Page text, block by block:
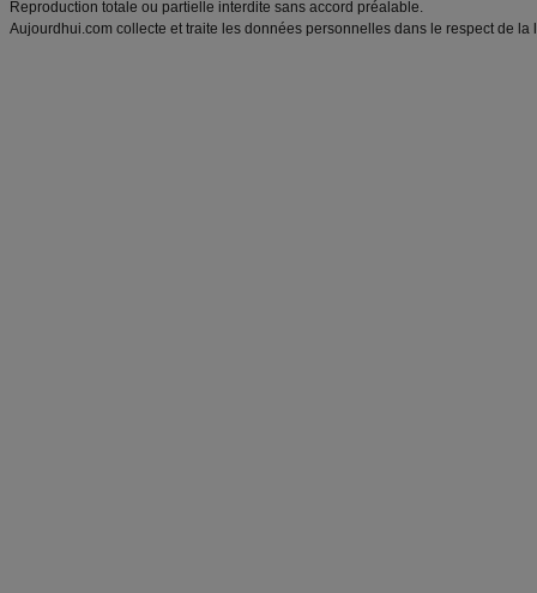
Reproduction totale ou partielle interdite sans accord préalable.
Aujourdhui.com collecte et traite les données personnelles dans le respect de